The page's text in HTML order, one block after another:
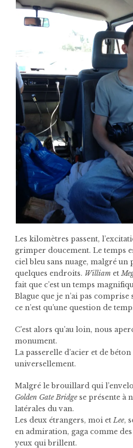
Les kilomètres passent,
grimper doucement. Le temps
ciel bleu sans nuage, malgré un
quelques endroits. William et
fait que c’est un temps
Blague que je n’ai pas
ce n’est qu’une question de
C’est alors qu’au loin, nous
monument.
La passerelle d’acier et de
universellement.
Malgré le brouillard qui
Golden Gate Bridgese présente à
latérales du van.
Les deux étrangers, moi etLee,
en admiration, gaga comme des
yeux qui brillent.